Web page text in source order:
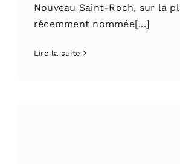
Nouveau Saint-Roch, sur la
récemment nommée[...]
Lire la suite